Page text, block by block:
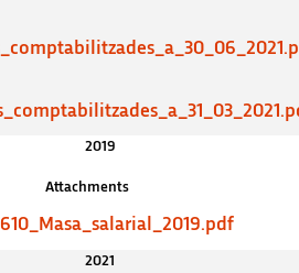
2019
Attachments
2021